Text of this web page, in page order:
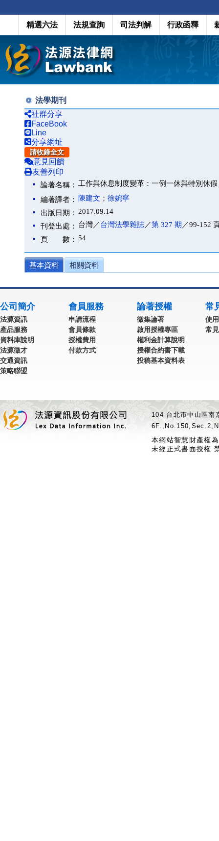
精選六法 法規查詢 司法判解 行政函釋
法學期刊
社群分享
FaceBook
Line
分享網址
請收錄全文
意見回饋
友善列印
論著名稱： 工作與休息制度變革：一例一休與特別休假
編著譯者： 陳建文 ； 徐婉寧
出版日期： 2017.09.14
刊登出處： 台灣／台灣法學雜誌／第 327 期 ／99-152
頁 數： 54
基本資料 相關資料
公司簡介
法源資訊
產品服務
資料庫說明
法源徵才
交通資訊
策略聯盟
會員服務
申請流程
會員條款
授權費用
付款方式
論著授權
徵集論著
啟用授權專區
權利金計算說明
授權合約書下載
投稿基本資料表
常
使
常
104 台北市中山區
本網站智慧財產權
未經正式書面授權